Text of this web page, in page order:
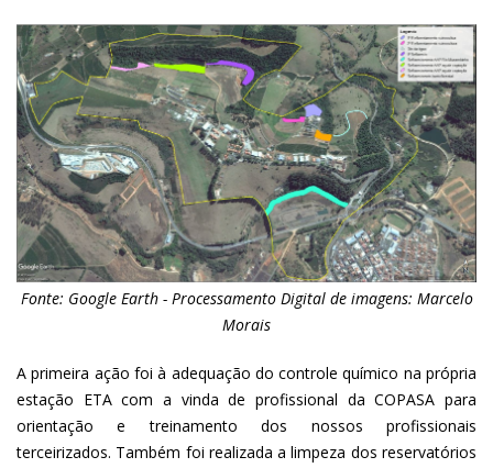
Fonte: Google Earth - Processamento Digital de imagens: Marcelo
Morais
A primeira ação foi à adequação do controle químico na própria
estação ETA com a vinda de profissional da COPASA para
orientação e treinamento dos nossos profissionais
terceirizados. Também foi realizada a limpeza dos reservatórios